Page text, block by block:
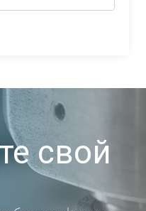
свой